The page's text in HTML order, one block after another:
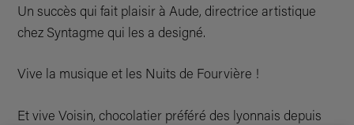
Un succès qui fait plaisir à Aude, directrice artistique
chez Syntagme qui les a designé.
Vive la musique et les Nuits de Fourvière !
Et vive Voisin, chocolatier préféré des lyonnais depuis